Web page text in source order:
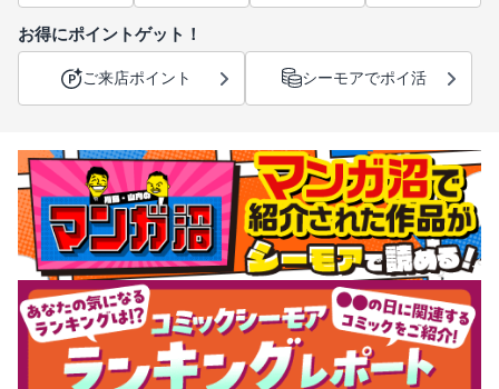
お得にポイントゲット！
ご来店ポイント シーモアでポイ活